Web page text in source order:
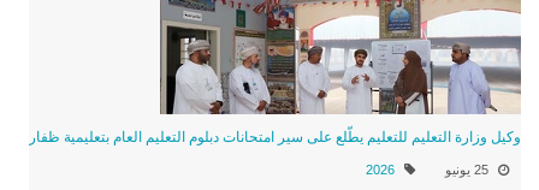
وكيل وزارة التعليم للتعليم يطّلع على سير امتحانات دبلوم التعليم العام بتعليمية ظفار
25 يونيو 2026